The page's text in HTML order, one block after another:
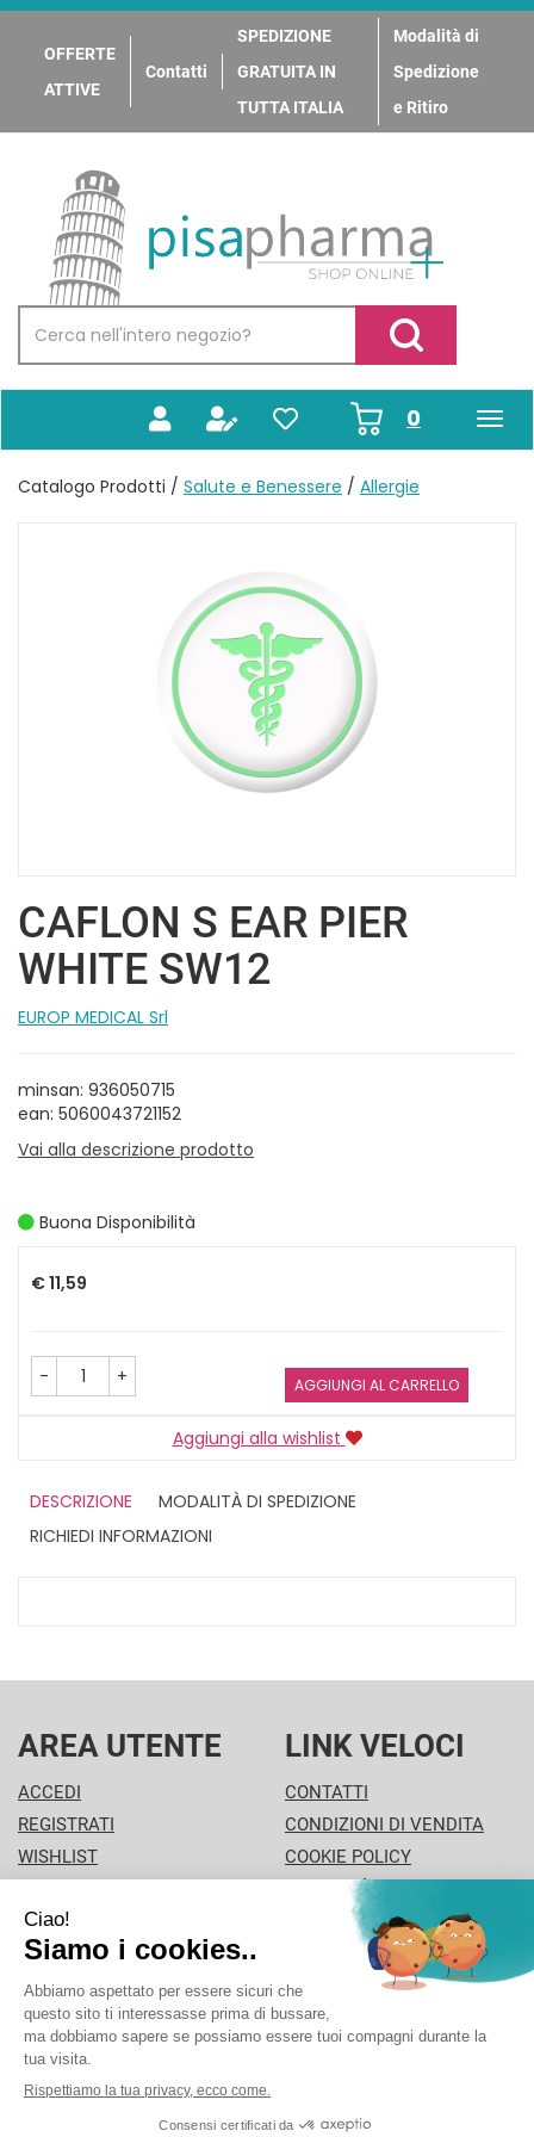
Passa
contenuto
principale
OFFERTE
ATTIVE
Contatti
SPEDIZIONE
GRATUITA IN
TUTTA ITALIA
Modalità di
Spedizione
e Ritiro
PisaPharma
Prodotto
Cerca Prodotto
0prodotti
inseriti
Catalogo Prodotti / Salute e Benessere / Allergie
CAFLON S EAR PIER
WHITE SW12
EUROP MEDICAL Srl
minsan: 936050715
ean: 5060043721152
Vai alla descrizione prodotto
Buona Disponibilità
€ 11,59
- + AGGIUNGI AL CARRELLO
Aggiungi alla wishlist
DESCRIZIONE
MODALITÀ DI SPEDIZIONE
RICHIEDI INFORMAZIONI
AREA UTENTE
ACCEDI
REGISTRATI
WISHLIST
NEWSLETTER
LINK VELOCI
CONTATTI
CONDIZIONI DI VENDITA
COOKIE POLICY
MODALITÀ DI PAGAMENTO
INFORMATIVA PRIVACY
PISA PHARMA - P.Iva: 02013280504 - Sede legale: VIA
L'ARANCIO 42 - 56126 Pisa (PI) Italia Tel/Fax. 0506930694
Cell./Whatsapp: 3312289485 info@pisapharma.it cod.
fiscale: FNCMCL73P63A091B iscritta al: PISA